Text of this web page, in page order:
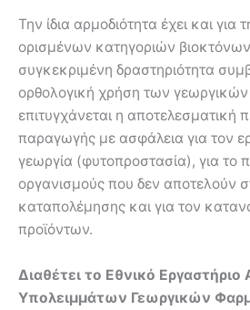
Την ίδια αρμοδιότητα έχει και για
ορισμένων κατηγοριών
συγκεκριμένη δραστηριότητα
ορθολογική χρήση των
επιτυγχάνεται η αποτελεσματική
παραγωγής με ασφάλεια για τον
γεωργία (φυτοπροστασία), για το
οργανισμούς που δεν αποτελούν
καταπολέμησης και για τον
προϊόντων.
Διαθέτει το Εθνικό
Υπολειμμάτων Γεωργικών